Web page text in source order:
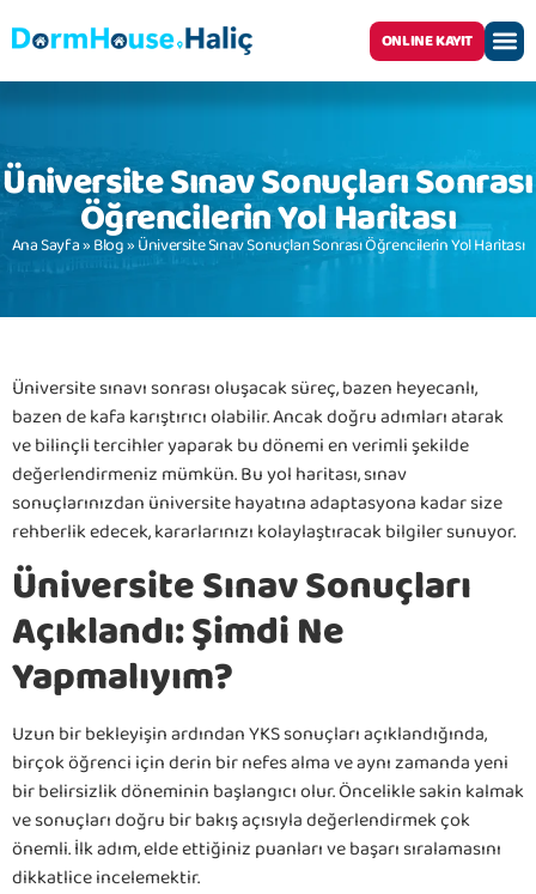
ONLINE KAYIT
Üniversite Sınav Sonuçları Sonrası
Öğrencilerin Yol Haritası
Ana Sayfa»Blog»Üniversite Sınav Sonuçları Sonrası Öğrencilerin Yol Haritası
Üniversite sınavı sonrası oluşacak süreç, bazen heyecanlı,
bazen de kafa karıştırıcı olabilir. Ancak doğru adımları atarak
ve bilinçli tercihler yaparak bu dönemi en verimli şekilde
değerlendirmeniz mümkün. Bu yol haritası, sınav
sonuçlarınızdan üniversite hayatına adaptasyona kadar size
rehberlik edecek, kararlarınızı kolaylaştıracak bilgiler sunuyor.
Üniversite Sınav Sonuçları
Açıklandı: Şimdi Ne
Yapmalıyım?
Uzun bir bekleyişin ardından YKS sonuçları açıklandığında,
birçok öğrenci için derin bir nefes alma ve aynı zamanda yeni
bir belirsizlik döneminin başlangıcı olur. Öncelikle sakin kalmak
ve sonuçları doğru bir bakış açısıyla değerlendirmek çok
önemli. İlk adım, elde ettiğiniz puanları ve başarı sıralamasını
dikkatlice incelemektir.